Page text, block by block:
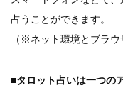
占うことができます。
（※ネット環境とブラウ
■タロット占いは一つの